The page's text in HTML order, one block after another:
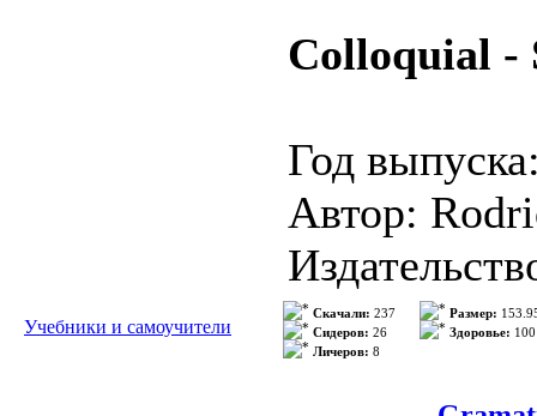
Качество:
Количество
Описание:
"Испанский
испанский
сроки...>>>
Colloquial -
Год
Автор:
Серия:
Формат:
Учебники и самоучители
Скачали: 237
Сидеров: 26
Личеров: 8
Размер:
Здоровье: 100